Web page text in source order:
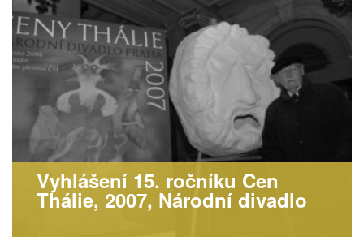
Vyhlášení 15. ročníku Cen
Thálie, 2007, Národní divadlo